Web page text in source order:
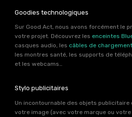
Goodies technologiques
Sur Good Act, nous avons forcément le
votre projet. Découvrez les enceintes
casques audio, les câbles de chargement
les montres santé, les supports de
et les webcams…
Stylo publicitaires
Un incontournable des objets publicitaire
votre image (avec votre marque ou votre